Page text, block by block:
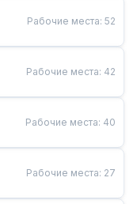
Рабочие места: 52
Рабочие места: 42
Рабочие места: 40
Рабочие места: 27